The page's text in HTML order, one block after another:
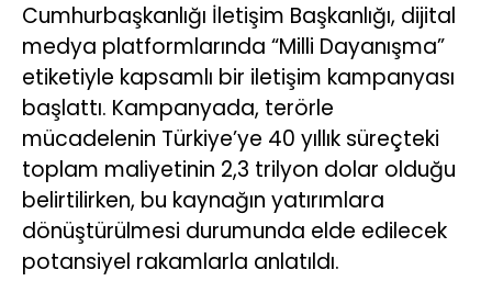
Cumhurbaşkanlığı İletişim Başkanlığı, dijital
medya platformlarında “Milli Dayanışma”
etiketiyle kapsamlı bir iletişim kampanyası
başlattı. Kampanyada, terörle
mücadelenin Türkiye’ye 40 yıllık süreçteki
toplam maliyetinin 2,3 trilyon dolar olduğu
belirtilirken, bu kaynağın yatırımlara
dönüştürülmesi durumunda elde edilecek
potansiyel rakamlarla anlatıldı.